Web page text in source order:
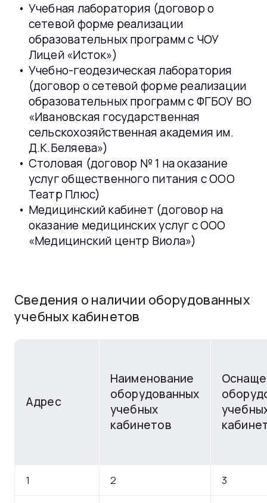
Учебная лаборатория (договор о
сетевой форме реализации
образовательных программ с ЧОУ
Лицей «Исток»)
Учебно-геодезическая лаборатория
(договор о сетевой форме реализации
образовательных программ с ФГБОУ ВО
«Ивановская государственная
сельскохозяйственная академия им.
Д.К.Беляева»)
Столовая (договор № 1 на оказание
услуг общественного питания с ООО
Театр Плюс)
Медицинский кабинет (договор на
оказание медицинских услуг с ООО
«Медицинский центр Виола»)
Сведения о наличии оборудованных
учебных кабинетов
Адрес
Наименование
оборудованных
учебных
кабинетов
1 2 3